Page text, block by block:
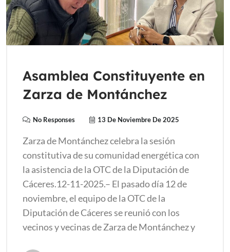
Asamblea Constituyente en
Zarza de Montánchez
No Responses 13 De Noviembre De 2025
Zarza de Montánchez celebra la sesión
constitutiva de su comunidad energética con
la asistencia de la OTC de la Diputación de
Cáceres.12-11-2025.– El pasado día 12 de
noviembre, el equipo de la OTC de la
Diputación de Cáceres se reunió con los
vecinos y vecinas de Zarza de Montánchez y